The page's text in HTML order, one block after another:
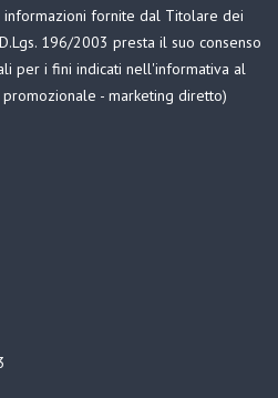
fornite dal Titolare dei
196/2003 presta il suo consenso
per i fini indicati nell'informativa al
- marketing diretto)